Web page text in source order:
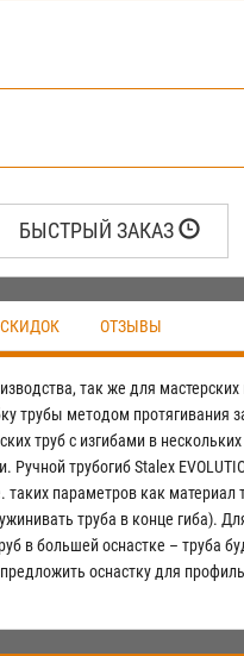
БЫСТРЫЙ ЗАКАЗ
ОТЗЫВЫ
так же для мастерских
трубы методом протягивания
труб с изгибами в нескольких
трубогиб Stalex
таких параметров как материал
труба в конце гиба).
в большей оснастке – труба
оснастку для